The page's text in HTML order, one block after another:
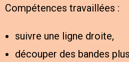
Compétences travaillées :
suivre une ligne droite,
découper des bandes